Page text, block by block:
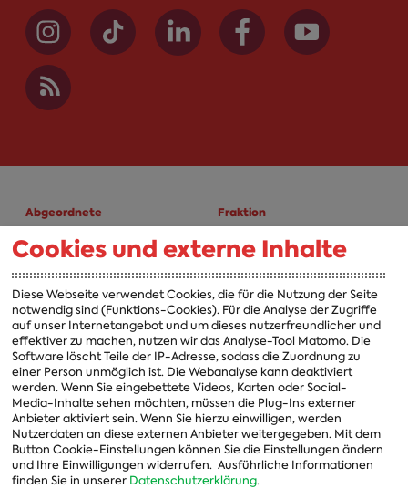
Abgeordnete
A-Z
Fraktion
Fraktion
Vorsitzender
Vorstand
Arbeitsgruppen
Ausschussvorsitzende
Beauftragte
Landesgruppen
Organisation
Cookies und externe Inhalte
Diese Webseite verwendet Cookies, die für die Nutzung der Seite
notwendig sind (Funktions-Cookies). Für die Analyse der Zugriffe
auf unser Internetangebot und um dieses nutzerfreundlicher und
effektiver zu machen, nutzen wir das Analyse-Tool Matomo. Die
Software löscht Teile der IP-Adresse, sodass die Zuordnung zu
einer Person unmöglich ist. Die Webanalyse kann deaktiviert
werden. Wenn Sie eingebettete Videos, Karten oder Social-
Media-Inhalte sehen möchten, müssen die Plug-Ins externer
Anbieter aktiviert sein. Wenn Sie hierzu einwilligen, werden
Nutzerdaten an diese externen Anbieter weitergegeben. Mit dem
Button Cookie-Einstellungen können Sie die Einstellungen ändern
und Ihre Einwilligungen widerrufen. Ausführliche Informationen
finden Sie in unserer Datenschutzerklärung.